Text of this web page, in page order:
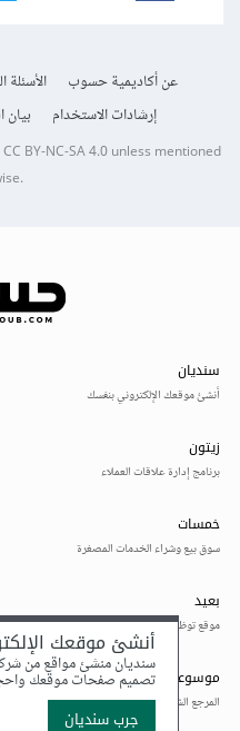
عن أكاديمية حسوب الأسئلة
إرشادات الاستخدام
CC BY-NC-SA 4.0unless mentioned